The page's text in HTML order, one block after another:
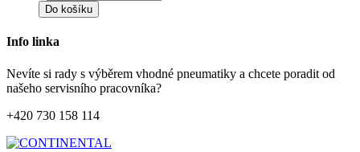
Do košíku
Info linka
Nevíte si rady s výběrem vhodné pneumatiky a chcete poradit od
našeho servisního pracovníka?
+420 730 158 114